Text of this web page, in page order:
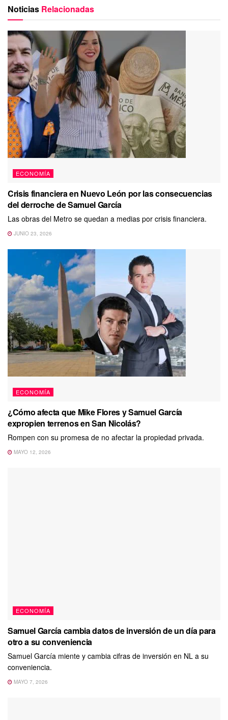
Noticias Relacionadas
ECONOMÍA
Crisis financiera en Nuevo León por las consecuencias
del derroche de Samuel García
Las obras del Metro se quedan a medias por crisis financiera.
JUNIO 23, 2026
ECONOMÍA
¿Cómo afecta que Mike Flores y Samuel García
expropien terrenos en San Nicolás?
Rompen con su promesa de no afectar la propiedad privada.
MAYO 12, 2026
ECONOMÍA
Samuel García cambia datos de inversión de un día para
otro a su conveniencia
Samuel García miente y cambia cifras de inversión en NL a su
conveniencia.
MAYO 7, 2026